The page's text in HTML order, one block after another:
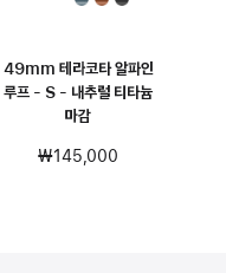
49mm 테라코타 알파인
루프 - S - 내추럴 티타늄
마감
₩145,000